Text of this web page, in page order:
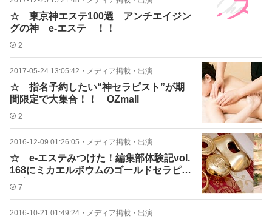
☆ 東京神エステ100選 アンチエイジン
グの神 e-エステ ！！
2
2017-05-24 13:05:42 ・ メディア掲載・出演
☆ 指名予約したい“神セラピスト”が期
間限定で大集合！！ OZmall
2
2016-12-09 01:26:05 ・ メディア掲載・出演
☆ e-エステみつけた！編集部体験記vol.
168にミカエルポウムのゴールドセラピー
紹介！！
7
2016-10-21 01:49:24 ・ メディア掲載・出演